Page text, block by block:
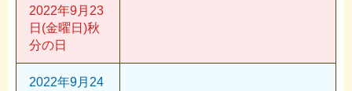
2022年9月23
日(金曜日)秋
分の日
2022年9月24